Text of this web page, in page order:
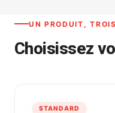
UN PRODUIT,
Choisissez
STANDARD